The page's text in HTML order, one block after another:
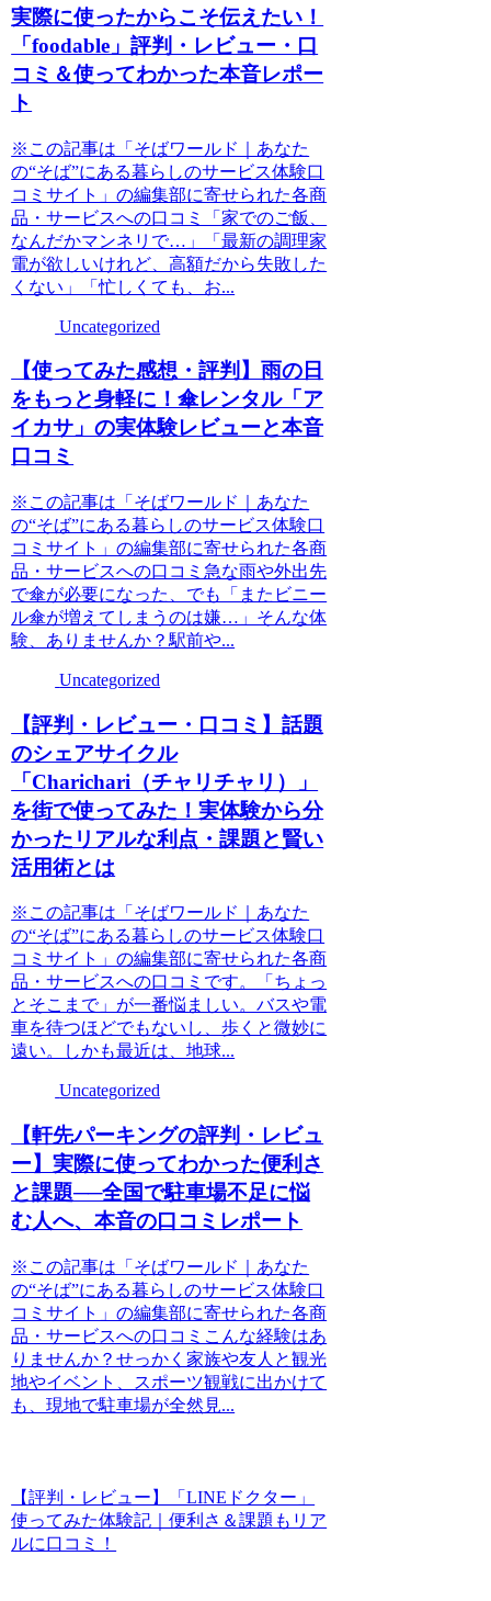
実際に使ったからこそ伝えたい！
「foodable」評判・レビュー・口
コミ＆使ってわかった本音レポー
ト
※この記事は「そばワールド｜あなた
の“そば”にある暮らしのサービス体験口
コミサイト」の編集部に寄せられた各商
品・サービスへの口コミ「家でのご飯、
なんだかマンネリで…」「最新の調理家
電が欲しいけれど、高額だから失敗した
くない」「忙しくても、お...
Uncategorized
【使ってみた感想・評判】雨の日
をもっと身軽に！傘レンタル「ア
イカサ」の実体験レビューと本音
口コミ
※この記事は「そばワールド｜あなた
の“そば”にある暮らしのサービス体験口
コミサイト」の編集部に寄せられた各商
品・サービスへの口コミ急な雨や外出先
で傘が必要になった、でも「またビニー
ル傘が増えてしまうのは嫌…」そんな体
験、ありませんか？駅前や...
Uncategorized
【評判・レビュー・口コミ】話題
のシェアサイクル
「Charichari（チャリチャリ）」
を街で使ってみた！実体験から分
かったリアルな利点・課題と賢い
活用術とは
※この記事は「そばワールド｜あなた
の“そば”にある暮らしのサービス体験口
コミサイト」の編集部に寄せられた各商
品・サービスへの口コミです。「ちょっ
とそこまで」が一番悩ましい。バスや電
車を待つほどでもないし、歩くと微妙に
遠い。しかも最近は、地球...
Uncategorized
【軒先パーキングの評判・レビュ
ー】実際に使ってわかった便利さ
と課題──全国で駐車場不足に悩
む人へ、本音の口コミレポート
※この記事は「そばワールド｜あなた
の“そば”にある暮らしのサービス体験口
コミサイト」の編集部に寄せられた各商
品・サービスへの口コミこんな経験はあ
りませんか？せっかく家族や友人と観光
地やイベント、スポーツ観戦に出かけて
も、現地で駐車場が全然見...
【評判・レビュー】「LINEドクター」
使ってみた体験記｜便利さ＆課題もリア
ルに口コミ！